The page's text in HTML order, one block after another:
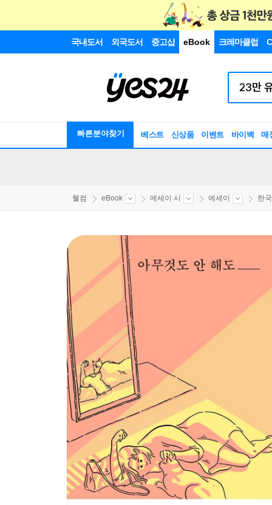
국내도서 외국도서 중고샵 eBook 크레마클럽
빠른분야찾기 베스트 신상품 이벤트 바이백 매
웰컴 eBook 에세이 시 에세이 한